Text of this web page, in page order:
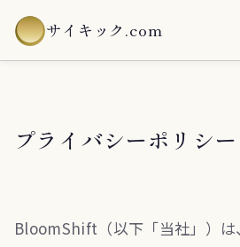
サイキック.com
プライバシーポリシー
BloomShift（以下「当社」）は